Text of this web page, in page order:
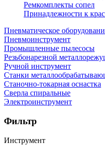
Ремкомплекты сопел
Принадлежности к
Пневматическое
Пневмоинструмент
Промышленные пылесосы
Резьбонарезной
Ручной инструмент
Станки
Станочно-токарная оснастка
Сверла спиральные
Электроинструмент
Фильтр
Инструмент